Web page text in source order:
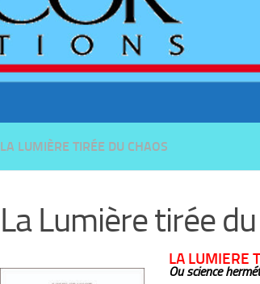
LA LUMIÈRE TIRÉE DU CHAOS
La Lumière tirée
LA LUMIERE
Ou science